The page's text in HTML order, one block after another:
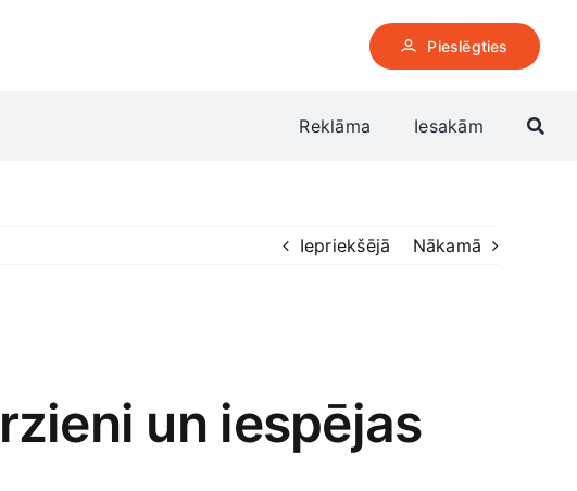
Pieslēgties
Reklāma Iesakām
Iepriekšējā Nākamā
un iespējas